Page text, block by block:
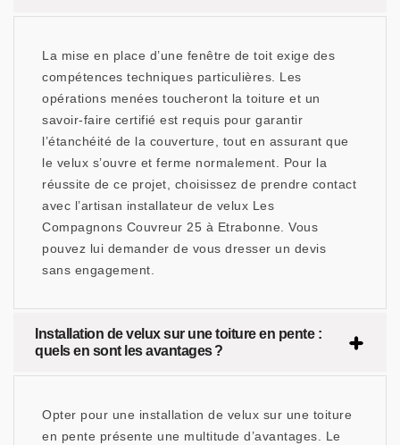
La mise en place d’une fenêtre de toit exige des
compétences techniques particulières. Les
opérations menées toucheront la toiture et un
savoir-faire certifié est requis pour garantir
l’étanchéité de la couverture, tout en assurant que
le velux s’ouvre et ferme normalement. Pour la
réussite de ce projet, choisissez de prendre contact
avec l’artisan installateur de velux Les
Compagnons Couvreur 25 à Etrabonne. Vous
pouvez lui demander de vous dresser un devis
sans engagement.
Installation de velux sur une toiture en pente :
quels en sont les avantages ?
Opter pour une installation de velux sur une toiture
en pente présente une multitude d’avantages. Le